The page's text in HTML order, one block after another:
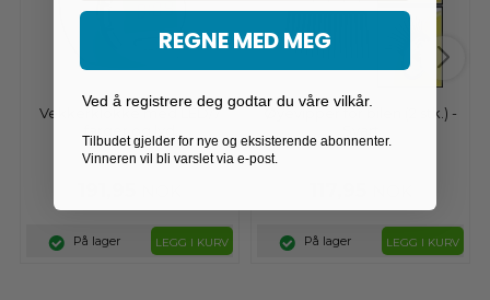
Vekkerklokke med LED/7
På lager LEGG I KURV
Øyevipper for bilen (2 stk.) -
På lager LEGG I KURV
REGNE MED MEG
Ved å registrere deg godtar du våre vilkår.
Tilbudet gjelder for nye og eksisterende abonnenter.
Vinneren vil bli varslet via e-post.